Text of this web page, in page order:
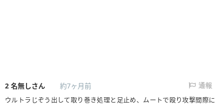
2 名無しさん 約7ヶ月前 通報
ウルトラじぞう出して取り巻き処理と足止め、ムートで殴り攻撃間際に